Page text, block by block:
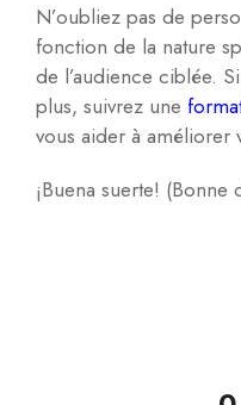
N’oubliez pas de
fonction de la nature
de l’audience ciblée.
plus, suivrez une
vous aider à améliorer
¡Buena suerte! (Bonne